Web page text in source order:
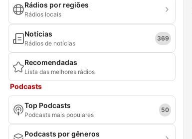
Rádios por regiões
Rádios locais
Notícias
Rádios de notícias
369
Recomendadas
Lista das melhores rádios
Podcasts
Top Podcasts
Podcasts mais populares
50
Podcasts por gêneros